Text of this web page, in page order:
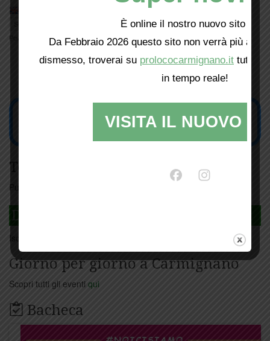
Translate
Tesseramento
Puoi tesserarti online
DAGLI L'ANDA
Iscriviti
Giorno per giorno a Carmignano
Scopri tutti gli eventi qui
Bacheca
È online il nostro nuovo sito web!
Da Febbraio 2026 questo sito non verrà più
dismesso, troverai su prolococarmignano.it tutti i
in tempo reale!
VISITA IL NUOVO